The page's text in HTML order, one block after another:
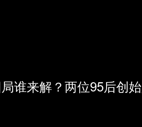
谁来解？两位95后创